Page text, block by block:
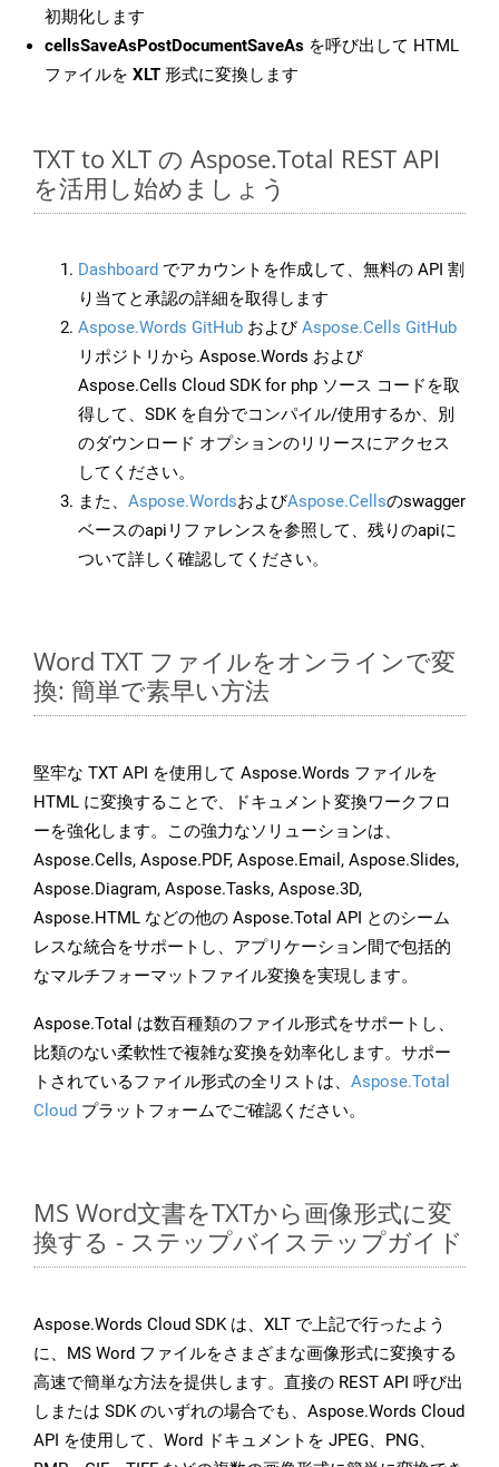
初期化します
cellsSaveAsPostDocumentSaveAs を呼び出して HTML
ファイルを XLT 形式に変換します
TXT to XLT の Aspose.Total REST API
を活用し始めましょう
Dashboard でアカウントを作成して、無料の API 割
り当てと承認の詳細を取得します
Aspose.Words GitHub およびAspose.Cells GitHub
リポジトリから Aspose.Words および
Aspose.Cells Cloud SDK for php ソース コードを取
得して、SDK を自分でコンパイル/使用するか、別
のダウンロード オプションのリリースにアクセス
してください。
また、 Aspose.WordsおよびAspose.Cellsのswagger
ベースのapiリファレンスを参照して、残りのapiに
ついて詳しく確認してください。
Word TXT ファイルをオンラインで変
換: 簡単で素早い方法
堅牢な TXT API を使用して Aspose.Words ファイルを
HTML に変換することで、ドキュメント変換ワークフロ
ーを強化します。この強力なソリューションは、
Aspose.Cells, Aspose.PDF, Aspose.Email, Aspose.Slides,
Aspose.Diagram, Aspose.Tasks, Aspose.3D,
Aspose.HTML などの他の Aspose.Total API とのシーム
レスな統合をサポートし、アプリケーション間で包括的
なマルチフォーマットファイル変換を実現します。
Aspose.Total は数百種類のファイル形式をサポートし、
比類のない柔軟性で複雑な変換を効率化します。サポー
トされているファイル形式の全リストは、 Aspose.Total
Cloud プラットフォームでご確認ください。
MS Word文書をTXTから画像形式に変
換する - ステップバイステップガイド
Aspose.Words Cloud SDK は、XLT で上記で行ったよう
に、MS Word ファイルをさまざまな画像形式に変換する
高速で簡単な方法を提供します。直接の REST API 呼び出
しまたは SDK のいずれの場合でも、Aspose.Words Cloud
API を使用して、Word ドキュメントを JPEG、PNG、